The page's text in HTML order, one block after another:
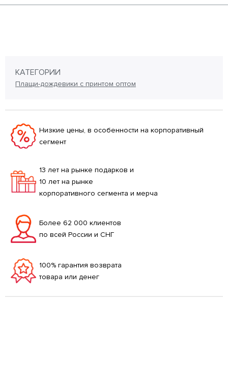
КАТЕГОРИИ
Плащи-дождевики с принтом оптом
Низкие цены, в особенности на корпоративный
сегмент
13 лет на рынке подарков и
10 лет на рынке
корпоративного сегмента и мерча
Более 62 000 клиентов
по всей России и СНГ
100% гарантия возврата
товара или денег